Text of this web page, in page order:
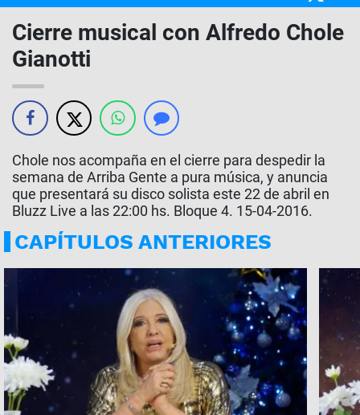
Cierre musical con Alfredo Chole
Gianotti
Chole nos acompaña en el cierre para despedir la
semana de Arriba Gente a pura música, y anuncia
que presentará su disco solista este 22 de abril en
Bluzz Live a las 22:00 hs. Bloque 4. 15-04-2016.
CAPÍTULOS ANTERIORES